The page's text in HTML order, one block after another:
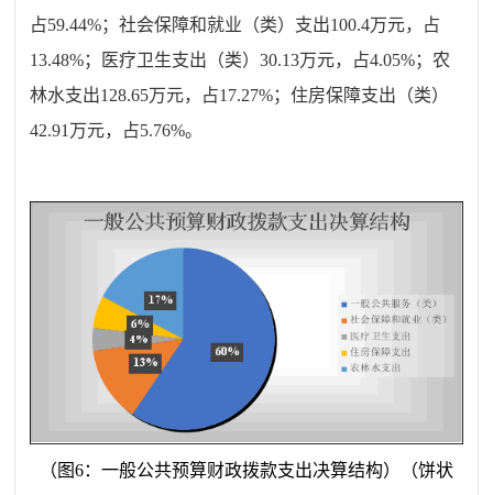
占59.44%；社会保障和就业（类） 支出100.4万元，占
13.48%； 医疗卫生支出 （类）30.13万元，占4.05%；农
林水支出128.65万元， 占17.27%；住房保障支出 （类）
42.91 万元，占5.76%。
（图6：一般公共预算财政拨款支出决算结构）（饼状